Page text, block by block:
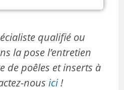
qualifié ou
la pose l’entretien
de poêles et inserts à
nousici!